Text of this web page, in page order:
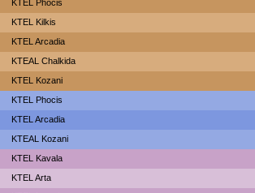
ΚΤΕL Phocis
KTEL Kilkis
KTEL Arcadia
KTEAL Chalkida
ΚΤΕL Kozani
ΚΤΕL Phocis
KTEL Arcadia
KTEAL Kozani
KTEL Kavala
KTEL Arta